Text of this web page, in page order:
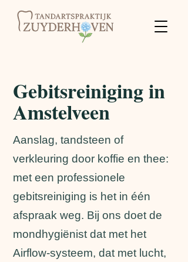
Gebitsreiniging in
Amstelveen
Aanslag, tandsteen of
verkleuring door koffie en thee:
met een professionele
gebitsreiniging is het in één
afspraak weg. Bij ons doet de
mondhygiënist dat met het
Airflow-systeem, dat met lucht,